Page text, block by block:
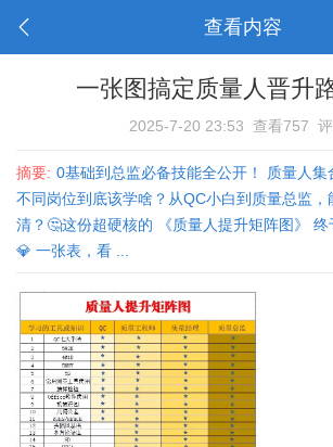
查看内容
一张图搞定质量人晋升
2025-7-20 23:53 查看757
摘要: 0基础到总监必备技能全公开！ 质量人集
不同岗位到底该学啥？从QC小白到质量总监，
清？🤔这份超硬核的 《质量人提升矩阵图》
💎 一张表，看 ...